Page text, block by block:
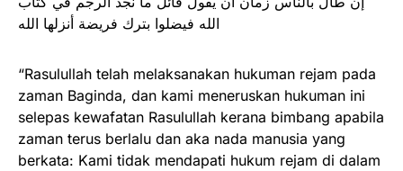
الله فيضلوا بترك فريضة أنزلها الله
“Rasulullah telah melaksanakan hukuman rejam pada
zaman Baginda, dan kami meneruskan hukuman ini
selepas kewafatan Rasulullah kerana bimbang apabila
zaman terus berlalu dan aka nada manusia yang
berkata: Kami tidak mendapati hukum rejam di dalam